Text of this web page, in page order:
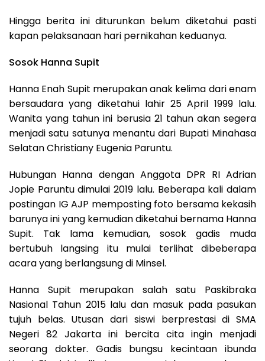
Hingga berita ini diturunkan belum diketahui pasti
kapan pelaksanaan hari pernikahan keduanya.
Sosok Hanna Supit
Hanna Enah Supit merupakan anak kelima dari enam
bersaudara yang diketahui lahir 25 April 1999 lalu.
Wanita yang tahun ini berusia 21 tahun akan segera
menjadi satu satunya menantu dari Bupati Minahasa
Selatan Christiany Eugenia Paruntu.
Hubungan Hanna dengan Anggota DPR RI Adrian
Jopie Paruntu dimulai 2019 lalu. Beberapa kali dalam
postingan IG AJP memposting foto bersama kekasih
barunya ini yang kemudian diketahui bernama Hanna
Supit. Tak lama kemudian, sosok gadis muda
bertubuh langsing itu mulai terlihat dibeberapa
acara yang berlangsung di Minsel.
Hanna Supit merupakan salah satu Paskibraka
Nasional Tahun 2015 lalu dan masuk pada pasukan
tujuh belas. Utusan dari siswi berprestasi di SMA
Negeri 82 Jakarta ini bercita cita ingin menjadi
seorang dokter. Gadis bungsu kecintaan ibunda